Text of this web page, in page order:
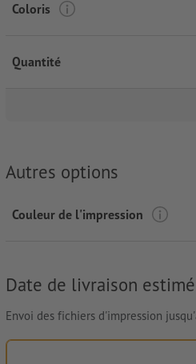
Coloris
Quantité
Autres options
Couleur de l'impression
Date de livraison
Envoi des fichiers d'impression